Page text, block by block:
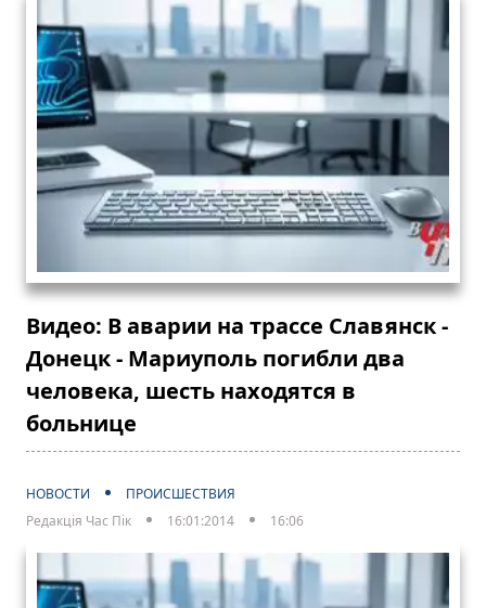
Видео: В аварии на трассе Славянск -
Донецк - Мариуполь погибли два
человека, шесть находятся в
больнице
НОВОСТИ
ПРОИСШЕСТВИЯ
Редакція Час Пік
16:01:2014 16:06